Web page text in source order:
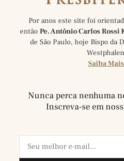
Por anos este site foi
então Pe. Antônio Carlos Rossi
de São Paulo, hoje Bispo da
Saiba
Nunca perca nenhuma
Inscreva-se em